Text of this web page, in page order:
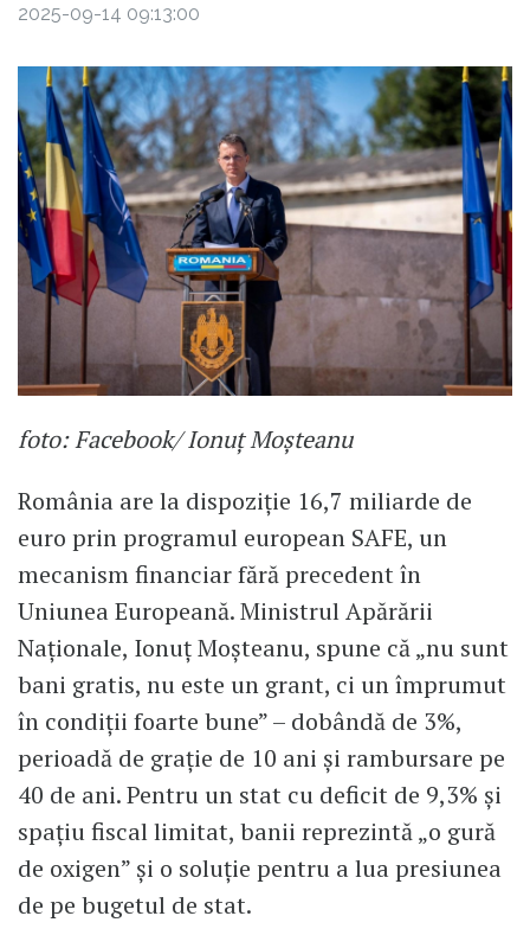
2025-09-14 09:13:00
foto: Facebook/ Ionuț Moșteanu
România are la dispoziție 16,7 miliarde de
euro prin programul european SAFE, un
mecanism financiar fără precedent în
Uniunea Europeană. Ministrul Apărării
Naționale, Ionuț Moșteanu, spune că „nu sunt
bani gratis, nu este un grant, ci un împrumut
în condiții foarte bune” – dobândă de 3%,
perioadă de grație de 10 ani și rambursare pe
40 de ani. Pentru un stat cu deficit de 9,3% și
spațiu fiscal limitat, banii reprezintă „o gură
de oxigen” și o soluție pentru a lua presiunea
de pe bugetul de stat.